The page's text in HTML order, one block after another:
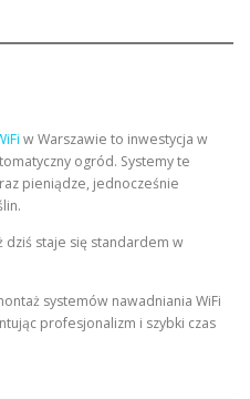
w Warszawie to inwestycja w
ogród. Systemy te
pieniądze, jednocześnie
dziś staje się standardem w
systemów nawadniania WiFi
profesjonalizm i szybki czas